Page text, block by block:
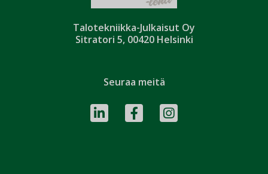
Talotekniikka-Julkaisut Oy
Sitratori 5, 00420 Helsinki
Seuraa meitä